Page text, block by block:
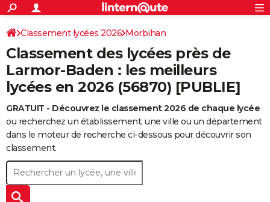
ACTUALITÉS
Politique
Société
Faits Divers
Education
Monde
Villes
+
SPORT
Coupe du monde 2026
Football
Tennis
Cyclisme
Rugby
Forum
Programme TV
TNT
Streaming
Cinéma
Sorties cinéma
Musique
+FINANCE
Retraite
Impôts
Epargne
Immobilier
Risques naturels par ville
Banque
Assurance
Crédit
AUTO
Essais
Réserver un essai
Citadines
Berlines
SUV
Forum auto
+
HIGH-TECH
BRICOLAGE
Forum
Aménagement intérieur
Extérieur
Cuisine
Salle de bains
Jardinage
Rangement
+WEEK-END
S'inscrire
Connexion
Classement lycées 2026 Morbihan
Classement des lycées près de
Larmor-Baden : les meilleurs
lycées en 2026 (56870) [PUBLIE]
GRATUIT - Découvrez le classement 2026 de chaque lycée
ou recherchez un établissement, une ville ou un département
dans le moteur de recherche ci-dessous pour découvrir son
classement.